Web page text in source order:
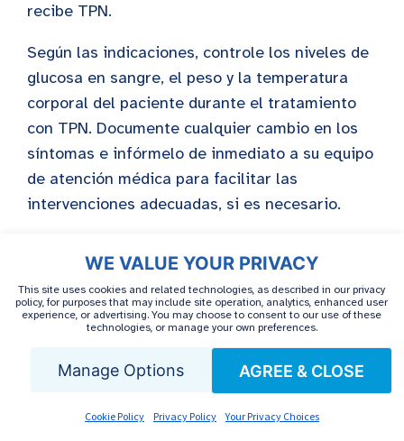
WE VALUE YOUR PRIVACY
This site uses cookies and related technologies, as described in our privacy
policy, for purposes that may include site operation, analytics, enhanced user
experience, or advertising. You may choose to consent to our use of these
technologies, or manage your own preferences.
Manage Options AGREE & CLOSE
Cookie Policy Privacy Policy Your Privacy Choices
recibe TPN.
Según las indicaciones, controle los niveles de
glucosa en sangre, el peso y la temperatura
corporal del paciente durante el tratamiento
con TPN. Documente cualquier cambio en los
síntomas e infórmelo de inmediato a su equipo
de atención médica para facilitar las
intervenciones adecuadas, si es necesario.
Protocolo de suspensión
gradual
forma abrupta, ya que puede causar efectos
secundarios como hipoglucemia. En su lugar,
desarrolle un plan de destete gradual para una